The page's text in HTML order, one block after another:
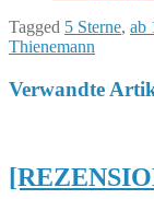
Tagged 5 Sterne, ab
Thienemann
Verwandte